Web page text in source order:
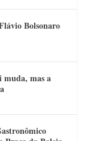
Bolsonaro
muda, mas a